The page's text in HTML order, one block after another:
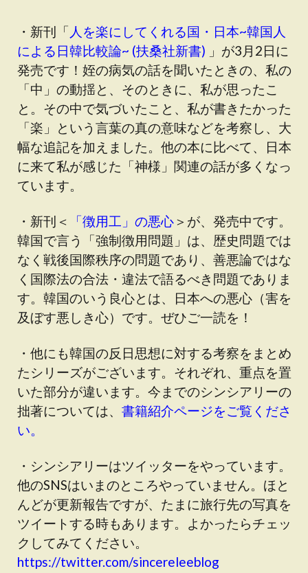
・新刊「 人を楽にしてくれる国・日本~韓国人
による日韓比較論~ (扶桑社新書) 」が3月2日に
発売です！姪の病気の話を聞いたときの、私の
「中」の動揺と、そのときに、私が思ったこ
と。その中で気づいたこと、私が書きたかった
「楽」という言葉の真の意味などを考察し、大
幅な追記を加えました。他の本に比べて、日本
に来て私が感じた「神様」関連の話が多くなっ
ています。
・新刊＜ 「徴用工」の悪心＞が、発売中です。
韓国で言う「強制徴用問題」は、歴史問題では
なく戦後国際秩序の問題であり、善悪論ではな
く国際法の合法・違法で語るべき問題でありま
す。韓国のいう良心とは、日本への悪心（害を
及ぼす悪しき心）です。ぜひご一読を！
・他にも韓国の反日思想に対する考察をまとめ
たシリーズがございます。それぞれ、重点を置
いた部分が違います。今までのシンシアリーの
拙著については、 書籍紹介ページをご覧くださ
い。
・シンシアリーはツイッターをやっています。
他のSNSはいまのところやっていません。ほと
んどが更新報告ですが、たまに旅行先の写真を
ツイートする時もあります。よかったらチェッ
クしてみてください。
https://twitter.com/sincereleeblog